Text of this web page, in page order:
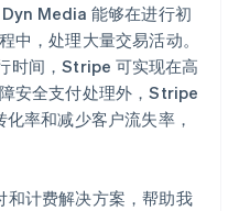
Media 能够在进行初
中，处理大量交易活动。
时间，Stripe 可实现在高
安全支付处理外，Stripe
率和减少客户流失率，
计费解决方案，帮助我